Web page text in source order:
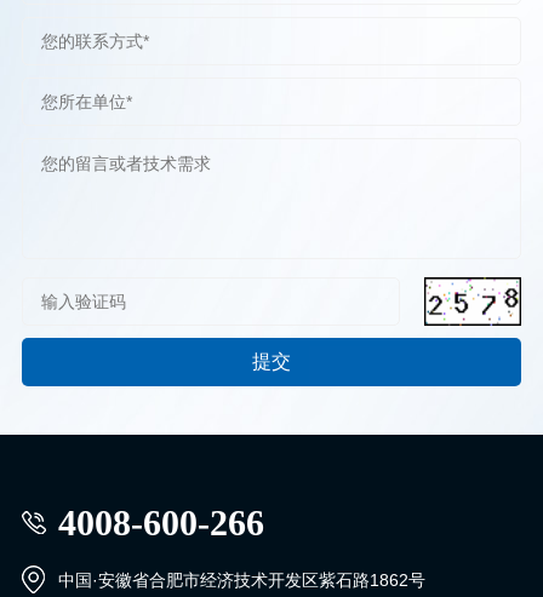
4008-600-266
中国·安徽省合肥市经济技术开发区紫石路1862号